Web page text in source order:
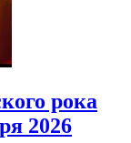
рока
2026